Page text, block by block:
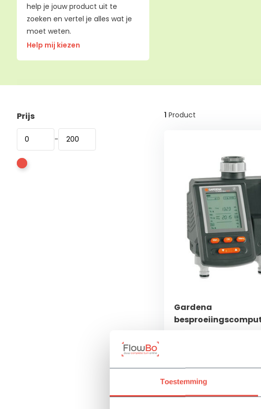
Toestemming
help je jouw product uit te
zoeken en vertel je alles wat je
moet weten.
Help mij kiezen
Prijs
-
1 Product
Gardena
✓ Beide uitgangen via
bedienen
Op voorraad